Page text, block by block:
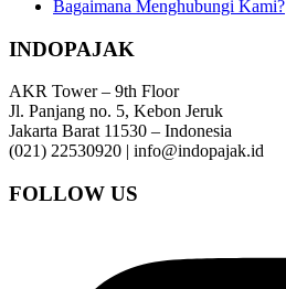
Bagaimana Menghubungi Kami?
INDOPAJAK
AKR Tower – 9th Floor
Jl. Panjang no. 5, Kebon Jeruk
Jakarta Barat 11530 – Indonesia
(021) 22530920 | info@indopajak.id
FOLLOW US